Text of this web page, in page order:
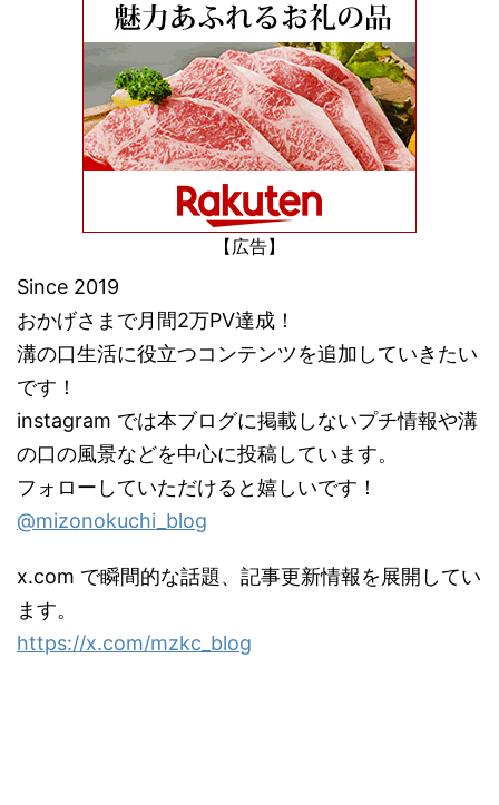
【広告】
Since 2019
おかげさまで月間2万PV達成！
溝の口生活に役立つコンテンツを追加していきたい
です！
instagram では本ブログに掲載しないプチ情報や溝
の口の風景などを中心に投稿しています。
フォローしていただけると嬉しいです！
@mizonokuchi_blog
x.com で瞬間的な話題、記事更新情報を展開してい
ます。
https://x.com/mzkc_blog